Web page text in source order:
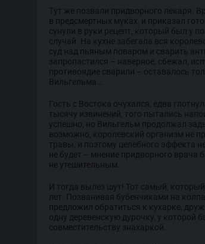
Тут же позвали придворного лекаря.
в предсмертных муках, и приказал
сунули в руки рецепт, который был у
случай. На кухне забегала вся
суд над пьяным поваром и сварить
запропастился – наверное, сбежал,
противоядие сварили – оставалось
Вильгельма…
Гость с Востока очухался, едва
тысячу извинений, того пытались
успешно, но Вильгельм продолжал
возможно, королевский организм не
травы, и поэтому целебного эффекта
не будет – мнение придворного
не утешительным.
И тогда вылез шут! Тот самый,
лет. Позванивая бубенчиками на
предложил обратиться к кухарке,
одну деревенскую дурочку, у которой
совместительству знахаркой.